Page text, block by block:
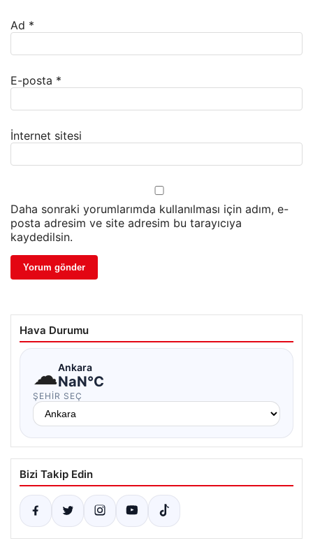
Ad *
E-posta *
İnternet sitesi
Daha sonraki yorumlarımda kullanılması için adım, e-
posta adresim ve site adresim bu tarayıcıya
kaydedilsin.
Hava Durumu
☁Ankara
NaN°C
ŞEHIR SEÇ
Bizi Takip Edin